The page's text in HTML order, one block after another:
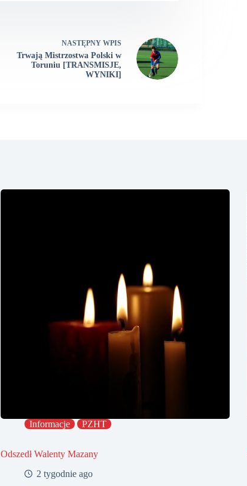
NASTĘPNY WPIS
Trwają Mistrzostwa Polski w
Toruniu [TRANSMISJE,
WYNIKI]
Informacje PZHT
Odszedł Walenty Mazany
2 tygodnie ago